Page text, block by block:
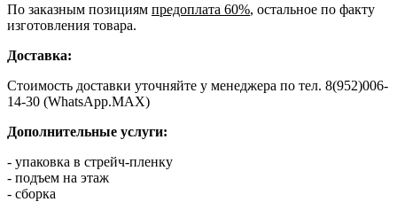
По заказным позициям предоплата 60%, остальное по факту
изготовления товара.
Доставка:
Стоимость доставки уточняйте у менеджера по тел. 8(952)006-
14-30 (WhatsApp.MAX)
Дополнительные услуги:
- упаковка в стрейч-пленку
- подъем на этаж
- сборка